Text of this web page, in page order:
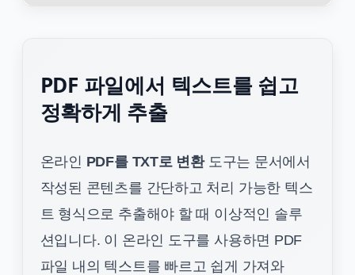
PDF 파일에서 텍스트를 쉽고
정확하게 추출
온라인 PDF를 TXT로 변환도구는 문서에서
작성된 콘텐츠를 간단하고 처리 가능한 텍스
트 형식으로 추출해야 할 때 이상적인 솔루
션입니다. 이 온라인 도구를 사용하면 PDF
파일 내의 텍스트를 빠르고 쉽게 가져와